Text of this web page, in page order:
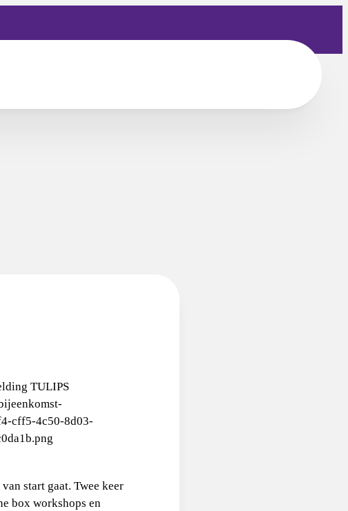
start gaat. Twee keer
box workshops en